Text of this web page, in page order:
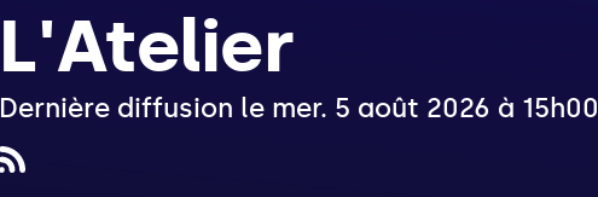
L'Atelier
Dernière diffusion le mer. 5 août 2026 à 15h00